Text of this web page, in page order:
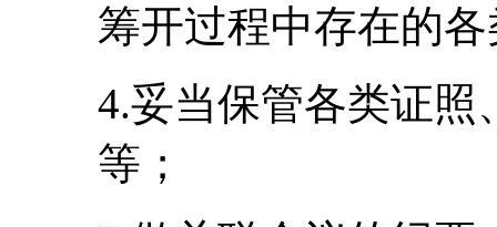
筹开过程中存在的
4.妥当保管各类证照
等；